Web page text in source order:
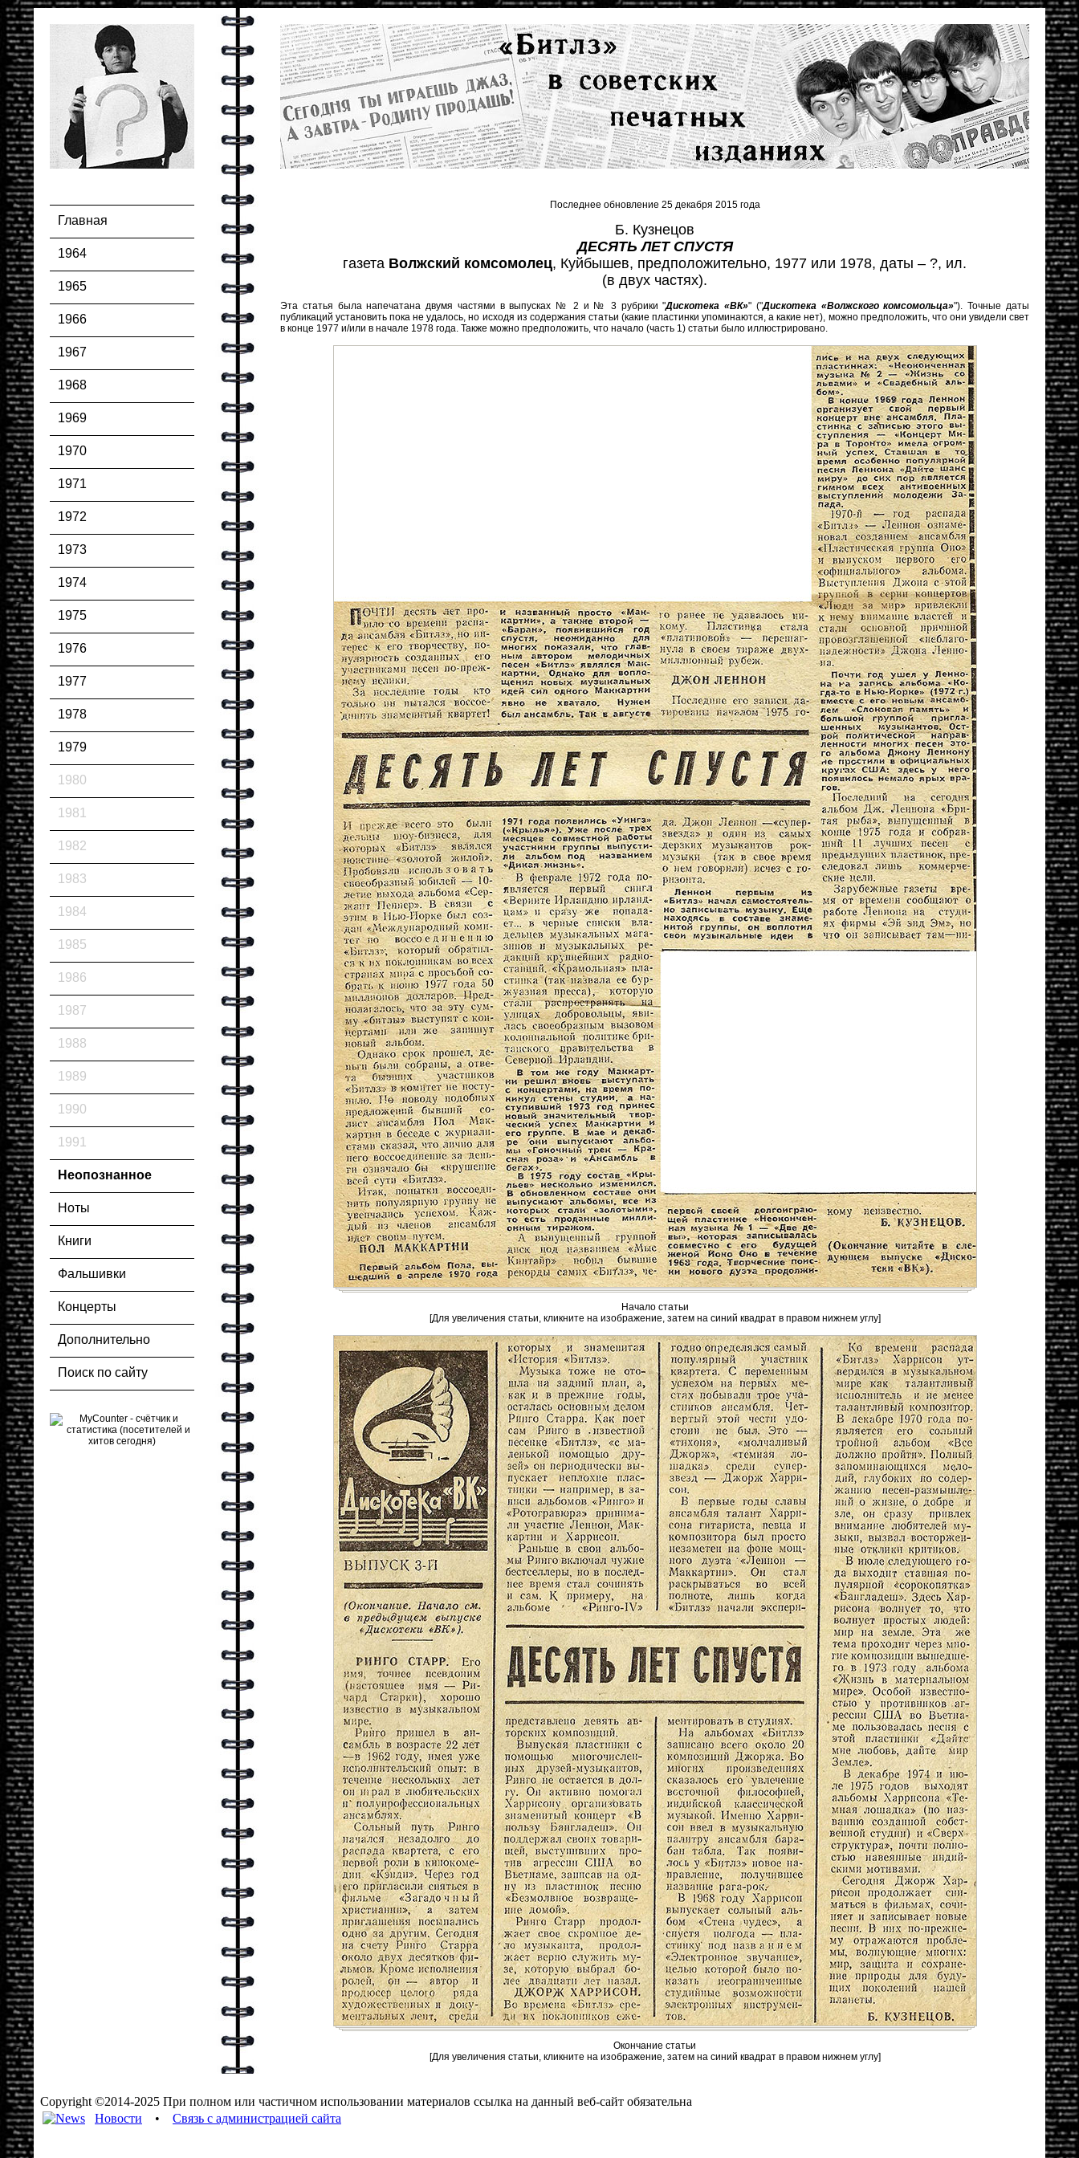
Главная
1964
1965
1966
1967
1968
1969
1970
1971
1972
1973
1974
1975
1976
1977
1978
1979
1980
1981
1982
1983
1984
1985
1986
1987
1988
1989
1990
1991
Неопознанное
Ноты
Книги
Фальшивки
Концерты
Дополнительно
Поиск по сайту
Последнее обновление 25 декабря 2015 года
Б. Кузнецов
ДЕСЯТЬ ЛЕТ СПУСТЯ
газета Волжский комсомолец, Куйбышев, предположительно, 1977 или 1978, даты – ?, ил.
(в двух частях).
Эта статья была напечатана двумя частями в выпусках № 2 и № 3 рубрики "Дискотека «ВК»" ("Дискотека «Волжского комсомольца»"). Точные даты
публикаций установить пока не удалось, но исходя из содержания статьи (какие пластинки упоминаются, а какие нет), можно предположить, что они увидели свет
в конце 1977 и/или в начале 1978 года. Также можно предположить, что начало (часть 1) статьи было иллюстрировано.
Начало статьи
[Для увеличения статьи, кликните на изображение, затем на синий квадрат в правом нижнем углу]
Окончание статьи
[Для увеличения статьи, кликните на изображение, затем на синий квадрат в правом нижнем углу]